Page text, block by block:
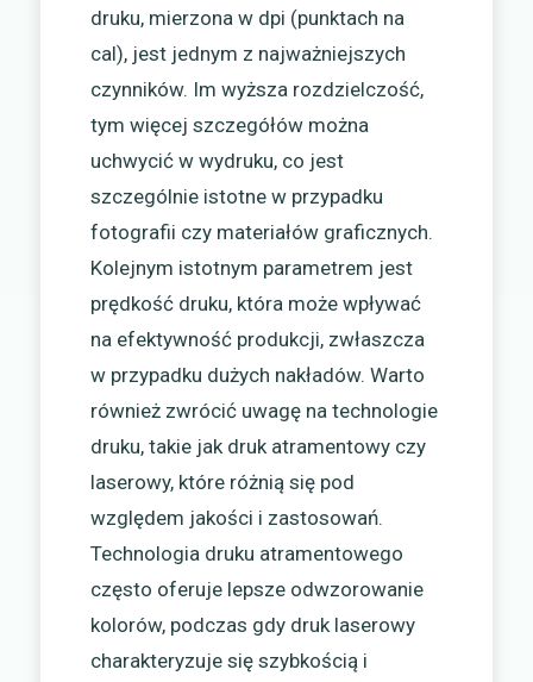
druku, mierzona w dpi (punktach na
cal), jest jednym z najważniejszych
czynników. Im wyższa rozdzielczość,
tym więcej szczegółów można
uchwycić w wydruku, co jest
szczególnie istotne w przypadku
fotografii czy materiałów graficznych.
Kolejnym istotnym parametrem jest
prędkość druku, która może wpływać
na efektywność produkcji, zwłaszcza
w przypadku dużych nakładów. Warto
również zwrócić uwagę na technologie
druku, takie jak druk atramentowy czy
laserowy, które różnią się pod
względem jakości i zastosowań.
Technologia druku atramentowego
często oferuje lepsze odwzorowanie
kolorów, podczas gdy druk laserowy
charakteryzuje się szybkością i